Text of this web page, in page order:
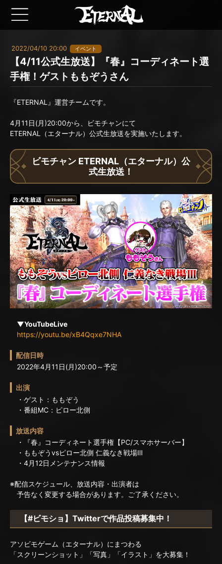
2022/04/10 20:00 イベント
【4/11公式生放送】『春』コーディネート選
手権！ゲストももぞうさん
『ETERNAL』運営チームです。
4月11日(月)20:00から、ビモチャンにて
ETERNAL（エターナル）公式生放送を実施いたします。
ビモチャン ETERNAL（エターナル）公
式生放送！
▼YouTubeLive
https://youtu.be/xB4Qqxe7NHA
配信日時
2022年4月11日(月)20:00～予定
出演
・ゲスト：ももぞう
・番組MC：ピロー北側
放送内容
・『春』コーディネート選手権【PC/スマホサーバー】
・ももぞうvsピロー北側 仁義なき戦場Ⅲ
・4月12日メンテナンス情報
※配信スケジュール、放送内容・出演者は
予告なく変更する場合があります。ご了承ください。
【#ビモショ】Twitterで作品投稿募集中！
アソビモゲーム（エターナル）にまつわる
「スクリーンショット」「写真」「イラスト」を大募集！